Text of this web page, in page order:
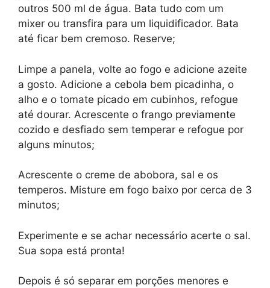
outros 500 ml de água. Bata tudo com um
mixer ou transfira para um liquidificador. Bata
até ficar bem cremoso. Reserve;
Limpe a panela, volte ao fogo e adicione azeite
a gosto. Adicione a cebola bem picadinha, o
alho e o tomate picado em cubinhos, refogue
até dourar. Acrescente o frango previamente
cozido e desfiado sem temperar e refogue por
alguns minutos;
Acrescente o creme de abobora, sal e os
temperos. Misture em fogo baixo por cerca de 3
minutos;
Experimente e se achar necessário acerte o sal.
Sua sopa está pronta!
Depois é só separar em porções menores e